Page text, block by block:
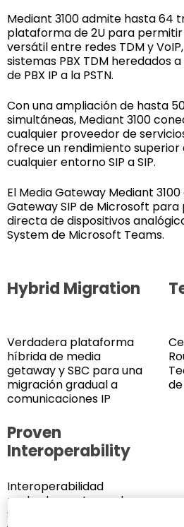
Mediant 3100 admite hasta 64
plataforma de 2U para
versátil entre redes TDM y
sistemas PBX TDM heredados
de PBX IP a la PSTN.
Con una ampliación de hasta
simultáneas, Mediant 3100
cualquier proveedor de
ofrece un rendimiento superior
cualquier entorno SIP a SIP.
El Media Gateway Mediant
Gateway SIP de Microsoft
directa de dispositivos
System de Microsoft Teams.
Hybrid Migration
Verdadera plataforma
híbrida de media
getaway y SBC para una
migración gradual a
comunicaciones IP
Proven
Interoperability
Interoperabilidad
probada con troncales
SIP, plataformas UC, PBX